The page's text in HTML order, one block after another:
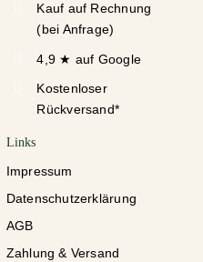
Kauf auf Rechnung
(bei Anfrage)
4,9 ★ auf Google
Kostenloser
Rückversand*
Links
Impressum
Datenschutzerklärung
AGB
Zahlung & Versand